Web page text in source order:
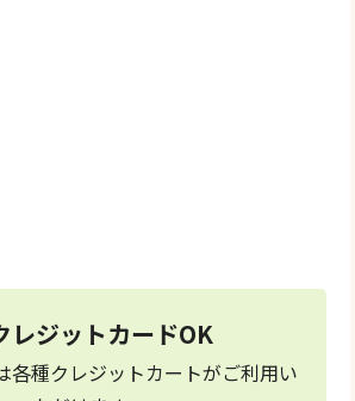
24時間受付中
レジットカードOK
各種クレジットカートがご利用い